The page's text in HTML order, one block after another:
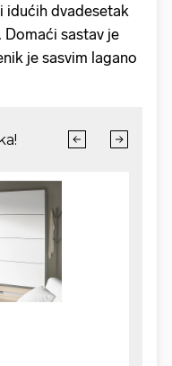
idućih dvadesetak
Domaći sastav je
je sasvim lagano